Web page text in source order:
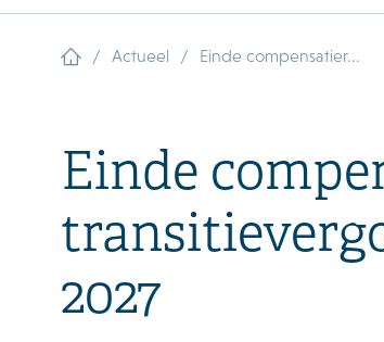
/ Actueel / Einde compensatier...
Einde
2027